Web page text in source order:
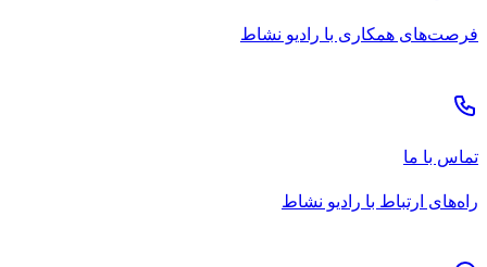
فرصت‌های همکاری با رادیو نشاط
تماس با ما
راه‌های ارتباط با رادیو نشاط